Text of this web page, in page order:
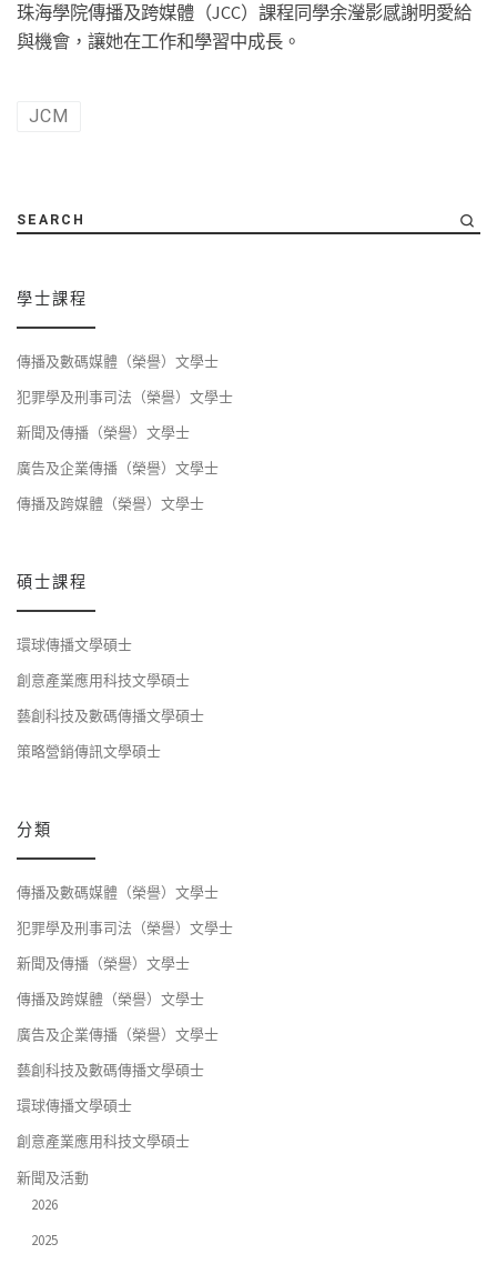
珠海學院傳播及跨媒體（JCC）課程同學余瀅影感謝明愛給
與機會，讓她在工作和學習中成長。
JCM
SEARCH
學士課程
傳播及數碼媒體（榮譽）文學士
犯罪學及刑事司法（榮譽）文學士
新聞及傳播（榮譽）文學士
廣告及企業傳播（榮譽）文學士
傳播及跨媒體（榮譽）文學士
碩士課程
環球傳播文學碩士
創意產業應用科技文學碩士
藝創科技及數碼傳播文學碩士
策略營銷傳訊文學碩士
分類
傳播及數碼媒體（榮譽）文學士
犯罪學及刑事司法（榮譽）文學士
新聞及傳播（榮譽）文學士
傳播及跨媒體（榮譽）文學士
廣告及企業傳播（榮譽）文學士
藝創科技及數碼傳播文學碩士
環球傳播文學碩士
創意產業應用科技文學碩士
新聞及活動
2026
2025